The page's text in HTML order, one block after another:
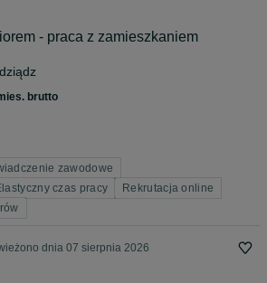
- praca z zamieszkaniem
brutto
zawodowe
czas pracy
Rekrutacja online
dnia 07 sierpnia 2026